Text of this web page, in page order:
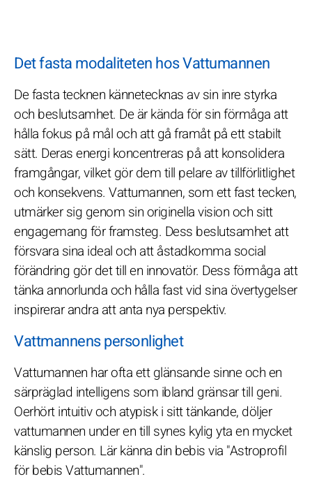
Det fasta modaliteten hos Vattumannen
De fasta tecknen kännetecknas av sin inre styrka
och beslutsamhet. De är kända för sin förmåga att
hålla fokus på mål och att gå framåt på ett stabilt
sätt. Deras energi koncentreras på att konsolidera
framgångar, vilket gör dem till pelare av tillförlitlighet
och konsekvens. Vattumannen, som ett fast tecken,
utmärker sig genom sin originella vision och sitt
engagemang för framsteg. Dess beslutsamhet att
försvara sina ideal och att åstadkomma social
förändring gör det till en innovatör. Dess förmåga att
tänka annorlunda och hålla fast vid sina övertygelser
inspirerar andra att anta nya perspektiv.
Vattmannens personlighet
Vattumannen har ofta ett glänsande sinne och en
särpräglad intelligens som ibland gränsar till geni.
Oerhört intuitiv och atypisk i sitt tänkande, döljer
vattumannen under en till synes kylig yta en mycket
känslig person. Lär känna din bebis via "Astroprofil
för bebis Vattumannen".